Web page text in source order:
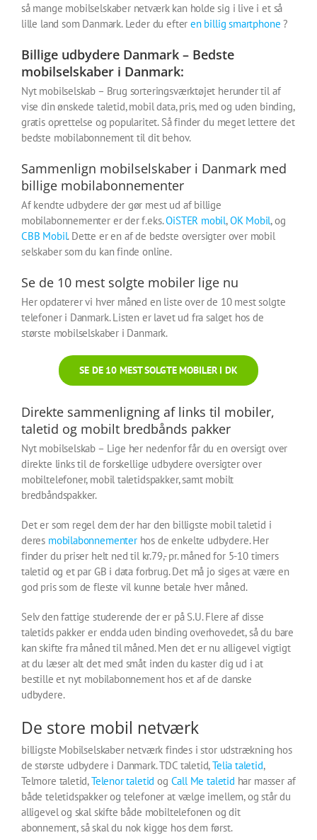
så mange mobilselskaber netværk kan holde sig i live i et så
lille land som Danmark. Leder du efter en billig smartphone ?
Billige udbydere Danmark – Bedste
mobilselskaber i Danmark:
Nyt mobilselskab – Brug sorteringsværktøjet herunder til af
vise din ønskede taletid, mobil data, pris, med og uden binding,
gratis oprettelse og popularitet. Så finder du meget lettere det
bedste mobilabonnement til dit behov.
Sammenlign mobilselskaber i Danmark med
billige mobilabonnementer
Af kendte udbydere der gør mest ud af billige
mobilabonnementer er der f.eks.OiSTER mobil,OK Mobil, og
CBB Mobil. Dette er en af de bedste oversigter over mobil
selskaber som du kan finde online.
Se de 10 mest solgte mobiler lige nu
Her opdaterer vi hver måned en liste over de 10 mest solgte
telefoner i Danmark. Listen er lavet ud fra salget hos de
største mobilselskaber i Danmark.
SE DE 10 MEST SOLGTE MOBILER I DK
Direkte sammenligning af links til mobiler,
taletid og mobilt bredbånds pakker
Nyt mobilselskab – Lige her nedenfor får du en oversigt over
direkte links til de forskellige udbydere oversigter over
mobiltelefoner, mobil taletidspakker, samt mobilt
bredbåndspakker.
Det er som regel dem der har den billigste mobil taletid i
deres mobilabonnementerhos de enkelte udbydere. Her
finder du priser helt ned til kr.79,- pr. måned for 5-10 timers
taletid og et par GB i data forbrug. Det må jo siges at være en
god pris som de fleste vil kunne betale hver måned.
Selv den fattige studerende der er på S.U. Flere af disse
taletids pakker er endda uden binding overhovedet, så du bare
kan skifte fra måned til måned. Men det er nu alligevel vigtigt
at du læser alt det med småt inden du kaster dig ud i at
bestille et nyt mobilabonnement hos et af de danske
udbydere.
De store mobil netværk
billigste Mobilselskaber netværk findes i stor udstrækning hos
de største udbydere i Danmark. TDC taletid,Telia taletid,
Telmore taletid,Telenor taletid og Call Me taletid har masser af
både teletidspakker og telefoner at vælge imellem, og står du
alligevel og skal skifte både mobiltelefonen og dit
abonnement, så skal du nok kigge hos dem først.